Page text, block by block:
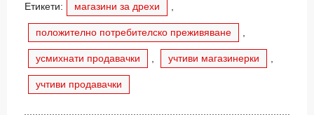
Етикети: магазини за дрехи
положително потребителско преживяване
усмихнати продавачки учтиви магазинерки
учтиви продавачки